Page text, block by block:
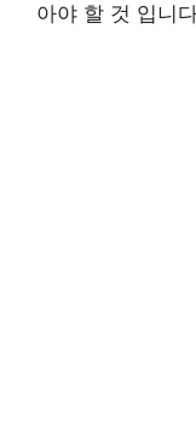
아야 할 것 입니